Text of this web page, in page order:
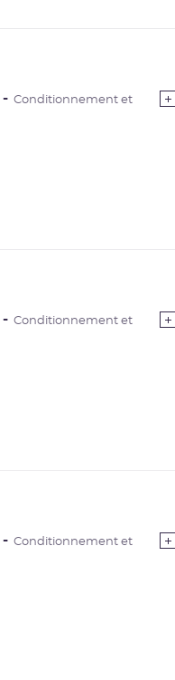
Conditionnement et
Conditionnement et
Conditionnement et